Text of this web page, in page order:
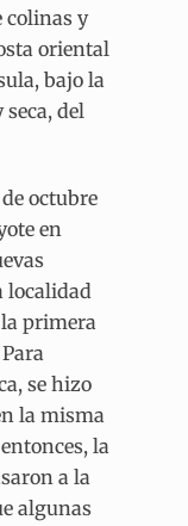
colinas y
oriental
bajo la
del
octubre
en
localidad
primera
se hizo
la misma
la
a la
algunas